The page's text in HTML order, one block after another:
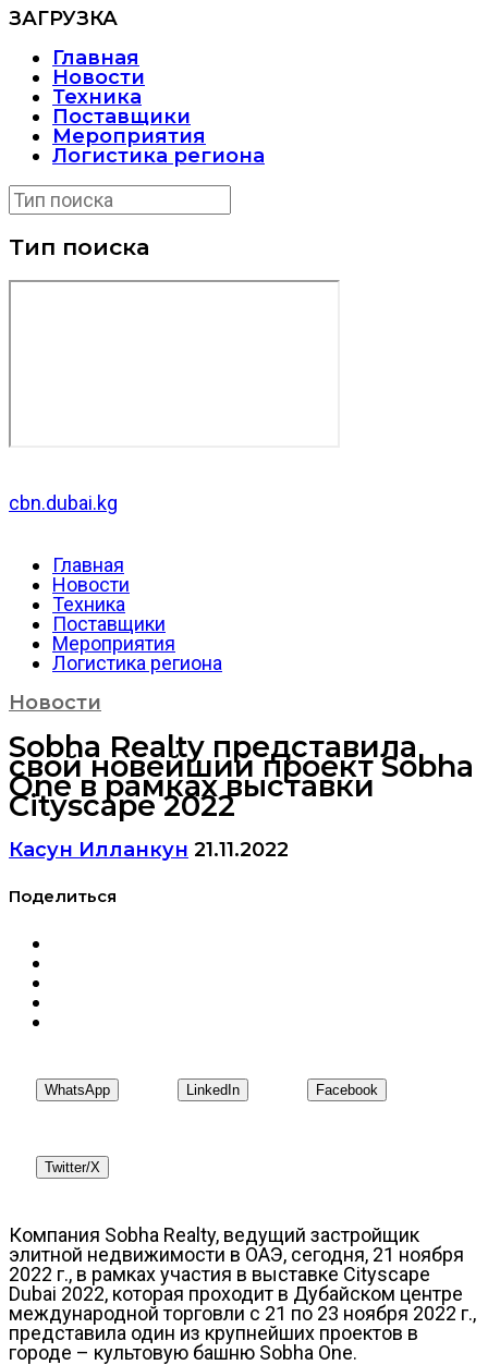
ЗАГРУЗКА
Главная
Новости
Техника
Поставщики
Мероприятия
Логистика региона
Тип поиска
cbn.dubai.kg
Главная
Новости
Техника
Поставщики
Мероприятия
Логистика региона
Новости
Sobha Realty представила
свой новейший проект Sobha
One в рамках выставки
Cityscape 2022
Касун Илланкун 21.11.2022
Поделиться
WhatsApp LinkedIn Facebook
Twitter/X
Компания Sobha Realty, ведущий застройщик
элитной недвижимости в ОАЭ, сегодня, 21 ноября
2022 г., в рамках участия в выставке Cityscape
Dubai 2022, которая проходит в Дубайском центре
международной торговли с 21 по 23 ноября 2022 г.,
представила один из крупнейших проектов в
городе – культовую башню Sobha One.